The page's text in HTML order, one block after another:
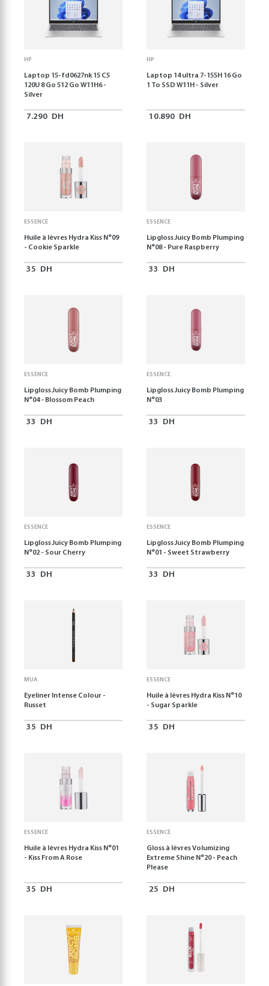
HP
Laptop 15-fd0627nk 15 C5
120U 8 Go 512 Go W11H6 -
Silver
7.290 DH
HP
Laptop 14 ultra 7-155H 16 Go
1 To SSD W11H - Silver
10.890 DH
ESSENCE
Huile à lèvres Hydra Kiss N°09
- Cookie Sparkle
35 DH
ESSENCE
Lipgloss Juicy Bomb Plumping
N°08 - Pure Raspberry
33 DH
ESSENCE
Lipgloss Juicy Bomb Plumping
N°04 - Blossom Peach
33 DH
ESSENCE
Lipgloss Juicy Bomb Plumping
N°03
33 DH
ESSENCE
Lipgloss Juicy Bomb Plumping
N°02 - Sour Cherry
33 DH
ESSENCE
Lipgloss Juicy Bomb Plumping
N°01 - Sweet Strawberry
33 DH
MUA
Eyeliner Intense Colour -
Russet
35 DH
ESSENCE
Huile à lèvres Hydra Kiss N°10
- Sugar Sparkle
35 DH
ESSENCE
Huile à lèvres Hydra Kiss N°01
- Kiss From A Rose
35 DH
ESSENCE
Gloss à lèvres Volumizing
Extreme Shine N°20 - Peach
Please
25 DH